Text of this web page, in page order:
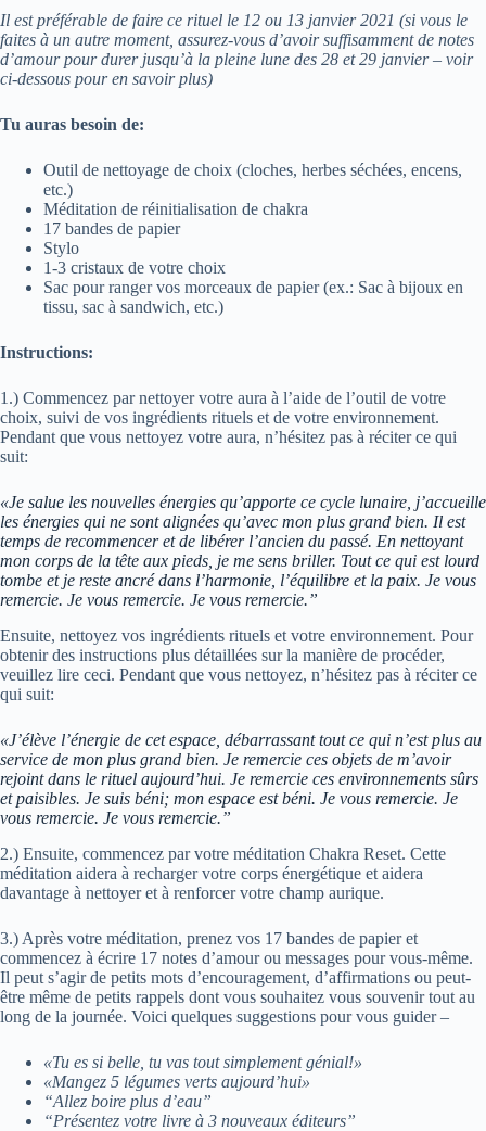
Il est préférable de faire ce rituel le 12 ou 13 janvier 2021 (si vous le
faites à un autre moment, assurez-vous d’avoir suffisamment de notes
d’amour pour durer jusqu’à la pleine lune des 28 et 29 janvier – voir
ci-dessous pour en savoir plus)
Tu auras besoin de:
Outil de nettoyage de choix (cloches, herbes séchées, encens,
etc.)
Méditation de réinitialisation de chakra
17 bandes de papier
Stylo
1-3 cristaux de votre choix
Sac pour ranger vos morceaux de papier (ex.: Sac à bijoux en
tissu, sac à sandwich, etc.)
Instructions:
1.) Commencez par nettoyer votre aura à l’aide de l’outil de votre
choix, suivi de vos ingrédients rituels et de votre environnement.
Pendant que vous nettoyez votre aura, n’hésitez pas à réciter ce qui
suit:
«Je salue les nouvelles énergies qu’apporte ce cycle lunaire, j’accueille
les énergies qui ne sont alignées qu’avec mon plus grand bien. Il est
temps de recommencer et de libérer l’ancien du passé. En nettoyant
mon corps de la tête aux pieds, je me sens briller. Tout ce qui est lourd
tombe et je reste ancré dans l’harmonie, l’équilibre et la paix. Je vous
remercie. Je vous remercie. Je vous remercie.”
Ensuite, nettoyez vos ingrédients rituels et votre environnement. Pour
obtenir des instructions plus détaillées sur la manière de procéder,
veuillez lire ceci. Pendant que vous nettoyez, n’hésitez pas à réciter ce
qui suit:
«J’élève l’énergie de cet espace, débarrassant tout ce qui n’est plus au
service de mon plus grand bien. Je remercie ces objets de m’avoir
rejoint dans le rituel aujourd’hui. Je remercie ces environnements sûrs
et paisibles. Je suis béni; mon espace est béni. Je vous remercie. Je
vous remercie. Je vous remercie.”
2.) Ensuite, commencez par votre méditation Chakra Reset. Cette
méditation aidera à recharger votre corps énergétique et aidera
davantage à nettoyer et à renforcer votre champ aurique.
3.) Après votre méditation, prenez vos 17 bandes de papier et
commencez à écrire 17 notes d’amour ou messages pour vous-même.
Il peut s’agir de petits mots d’encouragement, d’affirmations ou peut-
être même de petits rappels dont vous souhaitez vous souvenir tout au
long de la journée. Voici quelques suggestions pour vous guider –
«Tu es si belle, tu vas tout simplement génial!»
«Mangez 5 légumes verts aujourd’hui»
“Allez boire plus d’eau”
“Présentez votre livre à 3 nouveaux éditeurs”